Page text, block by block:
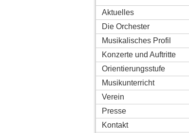
Aktuelles
Die Orchester
Musikalisches Profil
Konzerte und Auftritte
Orientierungsstufe
Musikunterricht
Verein
Presse
Kontakt